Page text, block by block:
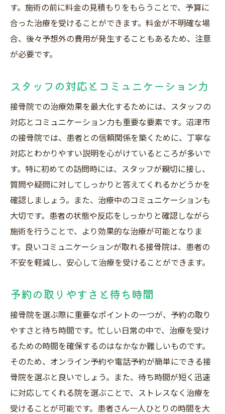
す。施術の前に料金の見積もりをもらうことで、予算に
合った治療を受けることができます。料金が不明確な場
合、後々予想外の費用が発生することもあるため、注意
が必要です。
スタッフの対応とコミュニケーション力
接骨院での治療効果を最大化するためには、スタッフの
対応とコミュニケーション力も重要な要素です。沼津市
の接骨院では、患者との信頼関係を築くために、丁寧な
対応とわかりやすい説明を心がけているところが多いで
す。特に初めての訪問時には、スタッフが親切に接し、
質問や疑問に対してしっかりと答えてくれるかどうかを
確認しましょう。また、治療中のコミュニケーションも
大切です。患者の状態や反応をしっかりと確認しながら
施術を行うことで、より効果的な治療が可能となりま
す。良いコミュニケーションが取れる接骨院は、患者の
不安を軽減し、安心して治療を受けることができます。
予約の取りやすさと待ち時間
接骨院を選ぶ際に重要なポイントの一つが、予約の取り
やすさと待ち時間です。忙しい日常の中で、治療を受け
るための時間を確保するのはなかなか難しいものです。
そのため、オンライン予約や電話予約が簡単にできる接
骨院を選ぶと良いでしょう。また、待ち時間が短く迅速
に対応してくれる院を選ぶことで、ストレスなく治療を
受けることが可能です。患者さん一人ひとりの時間を大